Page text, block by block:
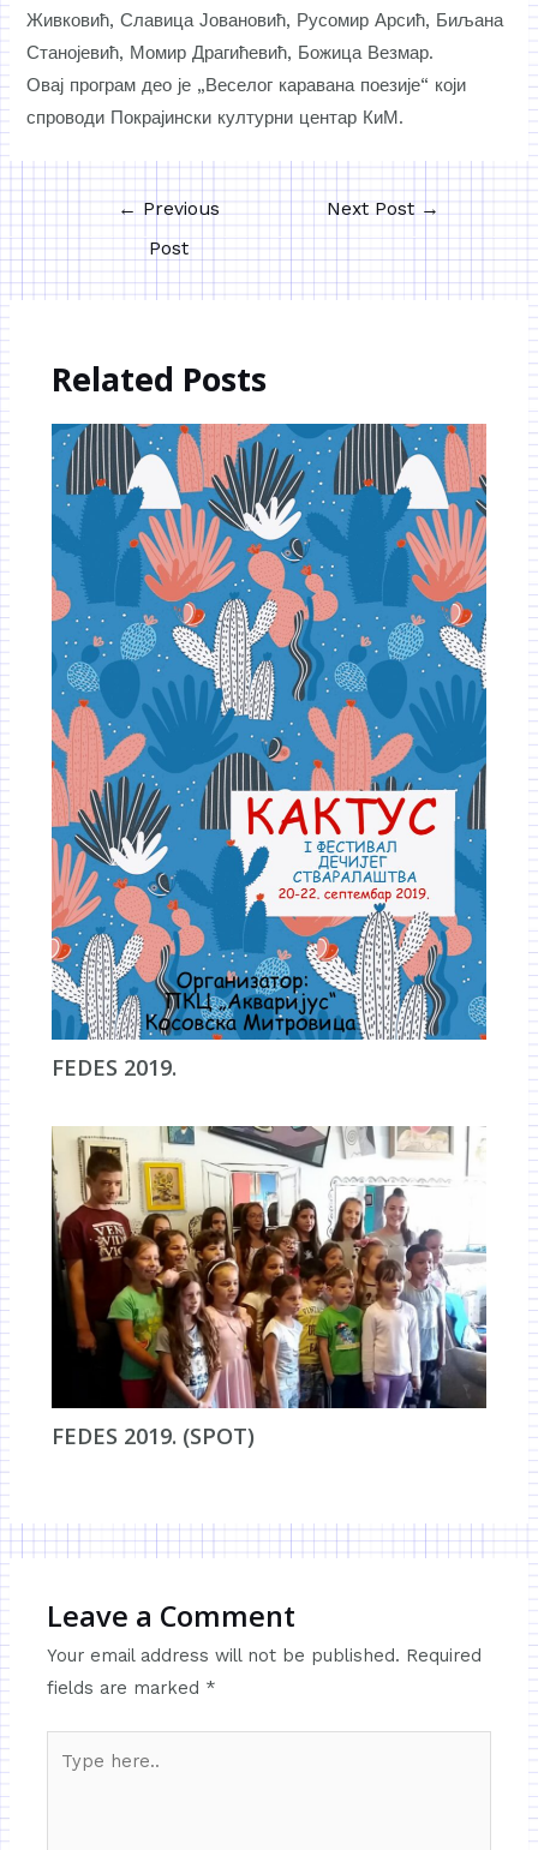
Живковић, Славица Јовановић, Русомир Арсић, Биљана
Станојевић, Момир Драгићевић, Божица Везмар.
Овај програм део је „Веселог каравана поезије“ који
спроводи Покрајински културни центар КиМ.
← Previous
Post
Next Post →
Related Posts
FEDES 2019.
FEDES 2019. (SPOT)
Leave a Comment
Your email address will not be published. Required
fields are marked *